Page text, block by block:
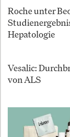
Roche unter
Hepatologie
Vesalic:
von ALS